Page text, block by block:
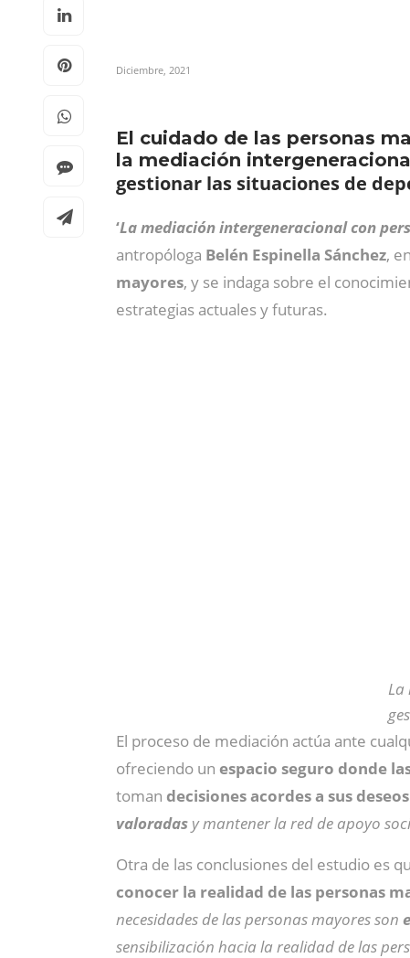
Diciembre, 2021
El cuidado de las personas
la mediación
gestionar las situaciones de
‘La mediación intergeneracional con
antropóloga Belén Espinella Sánchez,
mayores, y se indaga sobre el
estrategias actuales y futuras.
La
El proceso de mediación actúa ante
ofreciendo un espacio seguro donde
toman decisiones acordes a sus
valoradas y mantener la red de apoyo
Otra de las conclusiones del estudio es
conocer la realidad de las personas
necesidades de las personas mayores son
sensibilización hacia la realidad de las